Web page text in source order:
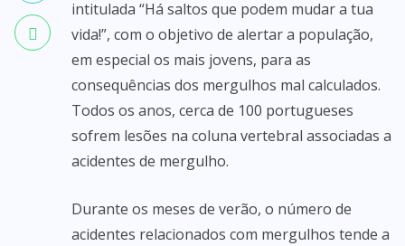
intitulada “Há saltos que podem mudar a tua
vida!”, com o objetivo de alertar a população,
em especial os mais jovens, para as
consequências dos mergulhos mal calculados.
Todos os anos, cerca de 100 portugueses
sofrem lesões na coluna vertebral associadas a
acidentes de mergulho.
Durante os meses de verão, o número de
acidentes relacionados com mergulhos tende a